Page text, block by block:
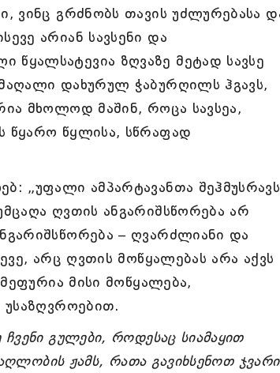
ვინც გრძნობს თავის უძლურებასა
არიან სავსენი და
ზღვაზე მეტად სავსე
დახურულ ჭაბურღილს ჰგავს,
მხოლოდ მაშინ, როცა სავსეა,
წყარო წყლისა, სწრაფად
„უფალი ამპარტავანთა
ღვთის ანგარიშსწორება არ
– ღვარძლიანი და
არც ღვთის მოწყალებას არა აქვს
მისი მოწყალება,
უსაზღვროებით.
გულები, როდესაც სიამაყით
ჟამს, რათა გავიხსენოთ ჯვარი